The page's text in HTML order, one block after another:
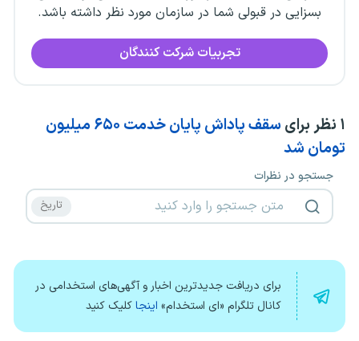
بسزایی در قبولی شما در سازمان مورد نظر داشته باشد.
تجربیات شرکت کنندگان
۱ نظر برای
سقف پاداش پایان خدمت ۶۵۰ میلیون
تومان شد
جستجو در نظرات
برای دریافت جدیدترین اخبار و آگهی‌های استخدامی در
کانال تلگرام «ای استخدام» اینجاکلیک کنید